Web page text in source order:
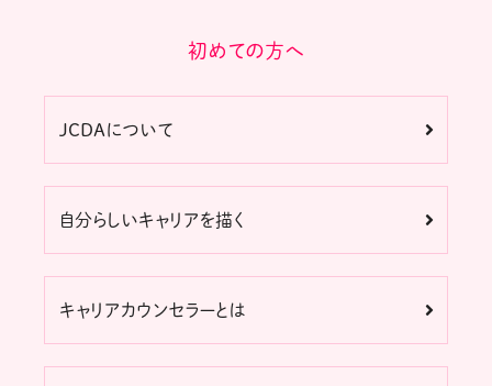
初めての方へ
JCDAについて
自分らしいキャリアを描く
キャリアカウンセラーとは